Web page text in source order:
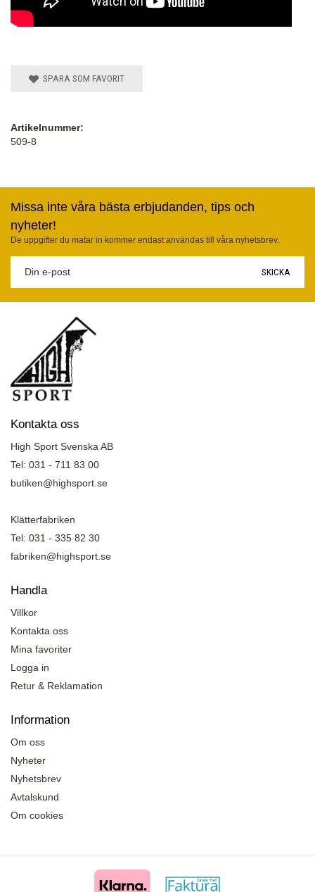
SPARA SOM FAVORIT
Artikelnummer:
509-8
Missa inte våra bästa erbjudanden, tips och
nyheter!
De uppgifter du matar in kommer endast användas till våra nyhetsbrev.
SKICKA
Kontakta oss
High Sport Svenska AB
Tel: 031 - 711 83 00
butiken@highsport.se
Klätterfabriken
Tel: 031 - 335 82 30
fabriken@highsport.se
Handla
Villkor
Kontakta oss
Mina favoriter
Logga in
Retur & Reklamation
Information
Om oss
Nyheter
Nyhetsbrev
Avtalskund
Om cookies